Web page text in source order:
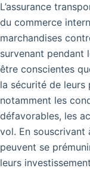
L’assurance
du commerce
marchandises
survenant pendant
être conscientes
la sécurité de
notamment les
défavorables, les
vol. En souscrivant
peuvent se
leurs